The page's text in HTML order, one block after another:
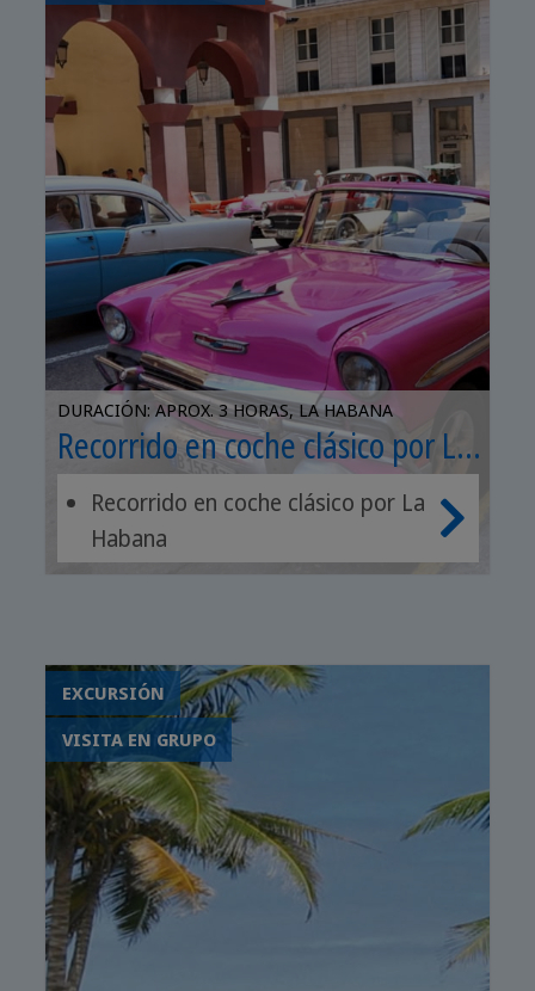
DURACIÓN: APROX. 3 HORAS, LA HABANA
Recorrido en coche clásico por La
Habana
Recorrido en coche clásico por La
Habana
Tours combinados y tours por la
EXCURSIÓN
VISITA EN GRUPO